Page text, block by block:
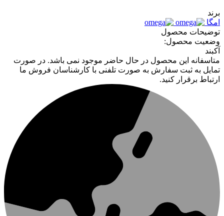
برند
امگا
توضیحات محصول
وضعیت محصول:
آکبند
متاسفانه این محصول در حال حاضر موجود نمی باشد. در صورت
تمایل به ثبت سفارش به صورت تلفنی با کارشناسان فروش ما
ارتباط برقرار کنید.